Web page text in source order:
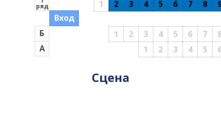
1
2 3 4 5 6 7 8
1 2 3 4 5 6 7
1
2 3 4 5
Вход
Б
А
ряд
Сцена